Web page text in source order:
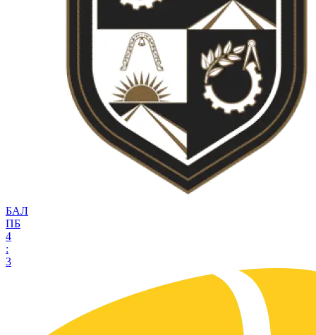
БАЛ
ПБ
4
:
3